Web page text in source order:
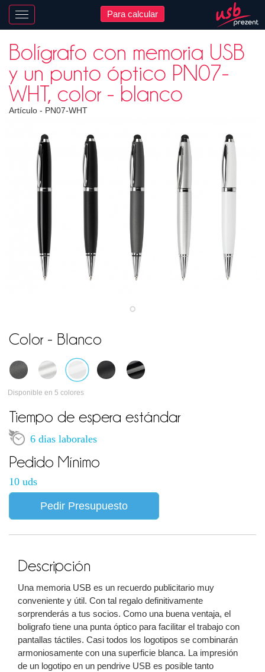
Nawigacja Para calcular
Bolígrafo con memoria USB
y un punto óptico PN07-
WHT, color - blanco
Artículo - PN07-WHT
Color - Blanco
Disponible en 5 colores
Tiempo de espera estándar
6 dias laborales
Pedido Mínimo
10 uds
Pedir Presupuesto
Descripción
Una memoria USB es un recuerdo publicitario muy
conveniente y útil. Con tal regalo definitivamente
sorprenderás a tus socios. Como una buena ventaja, el
boligrafo tiene una punta óptico para facilitar el trabajo con
pantallas táctiles. Casi todos los logotipos se combinarán
armoniosamente con una superficie blanca. La impresión
de un logotipo en un pendrive USB es posible tanto